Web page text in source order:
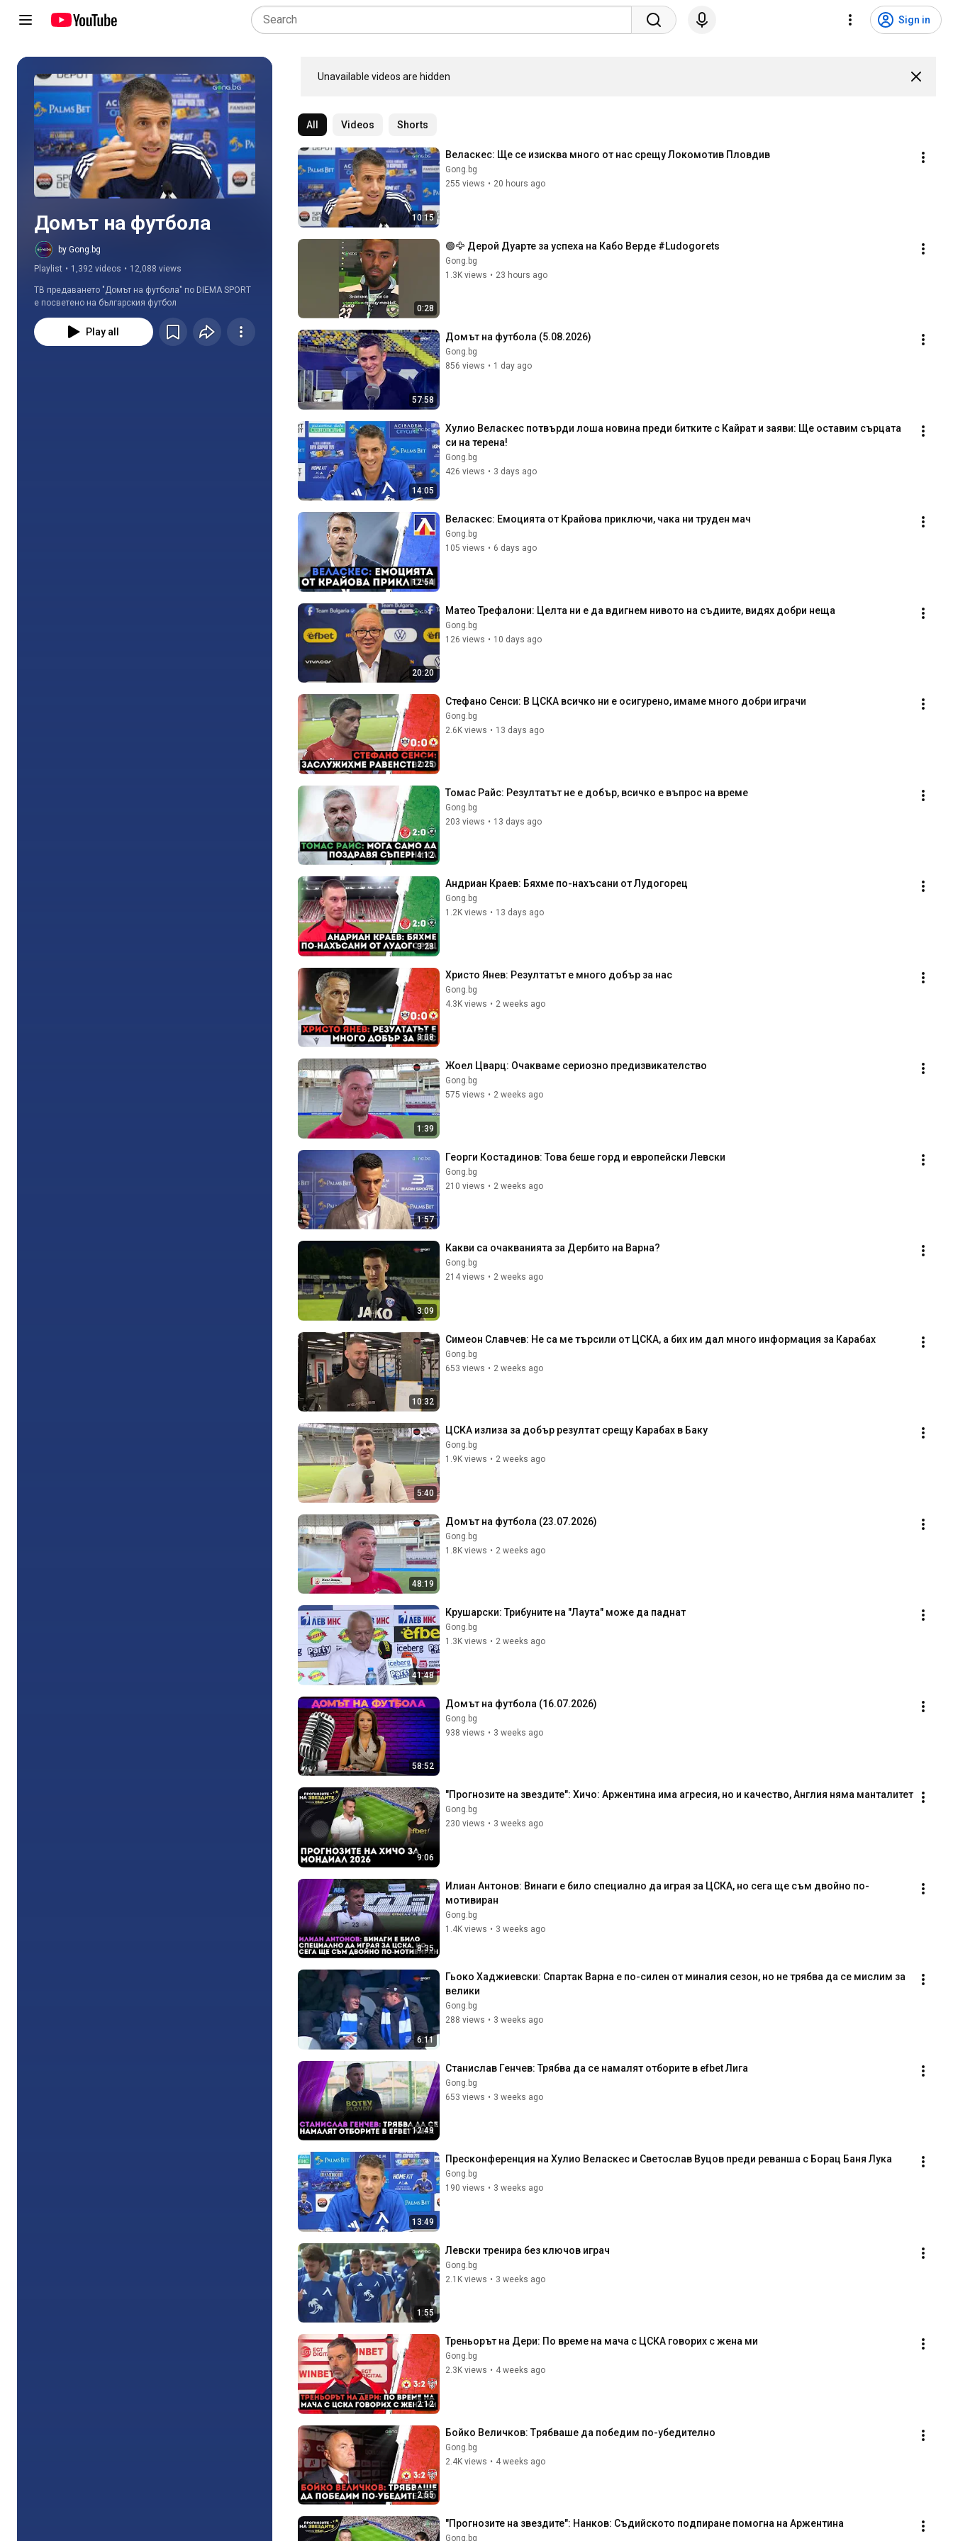
Sign in
Unavailable videos are hidden
Play all
Домът на футбола
by Gong.bg
Playlist • 1,392 videos • 12,088 views
ТВ предаването "Домът на футбола" по DIEMA SPORT
е посветено на българския футбол
Play all
All Videos Shorts
10:15
Веласкес: Ще се изисква много от нас срещу Локомотив Пловдив
Gong.bg
255 views • 20 hours ago
0:28
🟢🦅 Дерой Дуарте за успеха на Кабо Верде #Ludogorets
Gong.bg
1.3K views • 23 hours ago
57:58
Домът на футбола (5.08.2026)
Gong.bg
856 views • 1 day ago
14:05
Хулио Веласкес потвърди лоша новина преди битките с Кайрат и заяви: Ще оставим сърцата
си на терена!
Gong.bg
426 views • 3 days ago
12:54
Веласкес: Емоцията от Крайова приключи, чака ни труден мач
Gong.bg
105 views • 6 days ago
20:20
Матео Трефалони: Целта ни е да вдигнем нивото на съдиите, видях добри неща
Gong.bg
126 views • 10 days ago
2:25
Стефано Сенси: В ЦСКА всичко ни е осигурено, имаме много добри играчи
Gong.bg
2.6K views • 13 days ago
4:12
Томас Райс: Резултатът не е добър, всичко е въпрос на време
Gong.bg
203 views • 13 days ago
3:28
Андриан Краев: Бяхме по-нахъсани от Лудогорец
Gong.bg
1.2K views • 13 days ago
3:08
Христо Янев: Резултатът е много добър за нас
Gong.bg
4.3K views • 2 weeks ago
1:39
Жоел Цварц: Очакваме сериозно предизвикателство
Gong.bg
575 views • 2 weeks ago
1:57
Георги Костадинов: Това беше горд и европейски Левски
Gong.bg
210 views • 2 weeks ago
3:09
Какви са очакванията за Дербито на Варна?
Gong.bg
214 views • 2 weeks ago
10:32
Симеон Славчев: Не са ме търсили от ЦСКА, а бих им дал много информация за Карабах
Gong.bg
653 views • 2 weeks ago
5:40
ЦСКА излиза за добър резултат срещу Карабах в Баку
Gong.bg
1.9K views • 2 weeks ago
48:19
Домът на футбола (23.07.2026)
Gong.bg
1.8K views • 2 weeks ago
41:48
Крушарски: Трибуните на "Лаута" може да паднат
Gong.bg
1.3K views • 2 weeks ago
58:52
Домът на футбола (16.07.2026)
Gong.bg
938 views • 3 weeks ago
9:06
"Прогнозите на звездите": Хичо: Аржентина има агресия, но и качество, Англия няма манталитет
Gong.bg
230 views • 3 weeks ago
8:35
Илиан Антонов: Винаги е било специално да играя за ЦСКА, но сега ще съм двойно по-
мотивиран
Gong.bg
1.4K views • 3 weeks ago
6:11
Гьоко Хаджиевски: Спартак Варна е по-силен от миналия сезон, но не трябва да се мислим за
велики
Gong.bg
288 views • 3 weeks ago
12:49
Станислав Генчев: Трябва да се намалят отборите в efbet Лига
Gong.bg
653 views • 3 weeks ago
13:49
Пресконференция на Хулио Веласкес и Светослав Вуцов преди реванша с Борац Баня Лука
Gong.bg
190 views • 3 weeks ago
1:55
Левски тренира без ключов играч
Gong.bg
2.1K views • 3 weeks ago
2:12
Треньорът на Дери: По време на мача с ЦСКА говорих с жена ми
Gong.bg
2.3K views • 4 weeks ago
2:55
Бойко Величков: Tрябваше да победим по-убедително
Gong.bg
2.4K views • 4 weeks ago
"Прогнозите на звездите": Нанков: Съдийското подпиране помогна на Аржентина
Gong.bg